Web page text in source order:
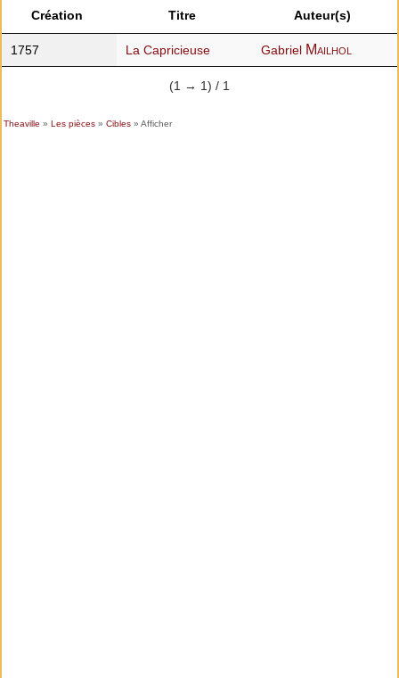
Création Titre Auteur(s)
1757 La Capricieuse Gabriel Mailhol
(1 → 1) / 1
Theaville » Les pièces» Cibles» Afficher